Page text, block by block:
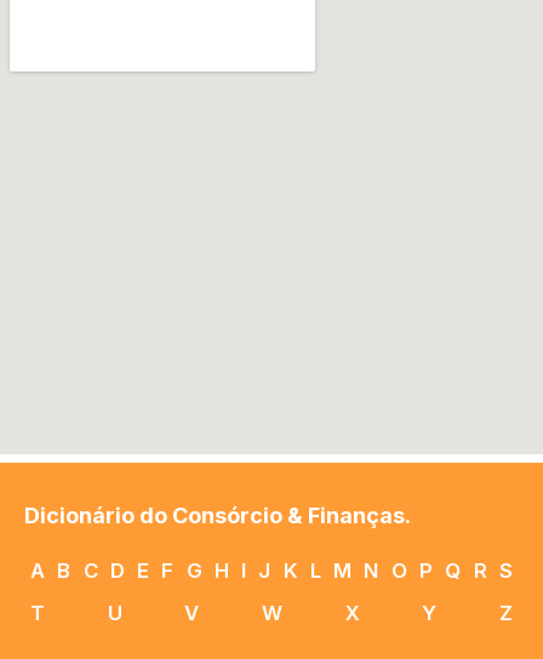
Dicionário do Consórcio & Finanças.
A B C D E F G H I J K L M N O P Q R S
T
U V W X Y Z